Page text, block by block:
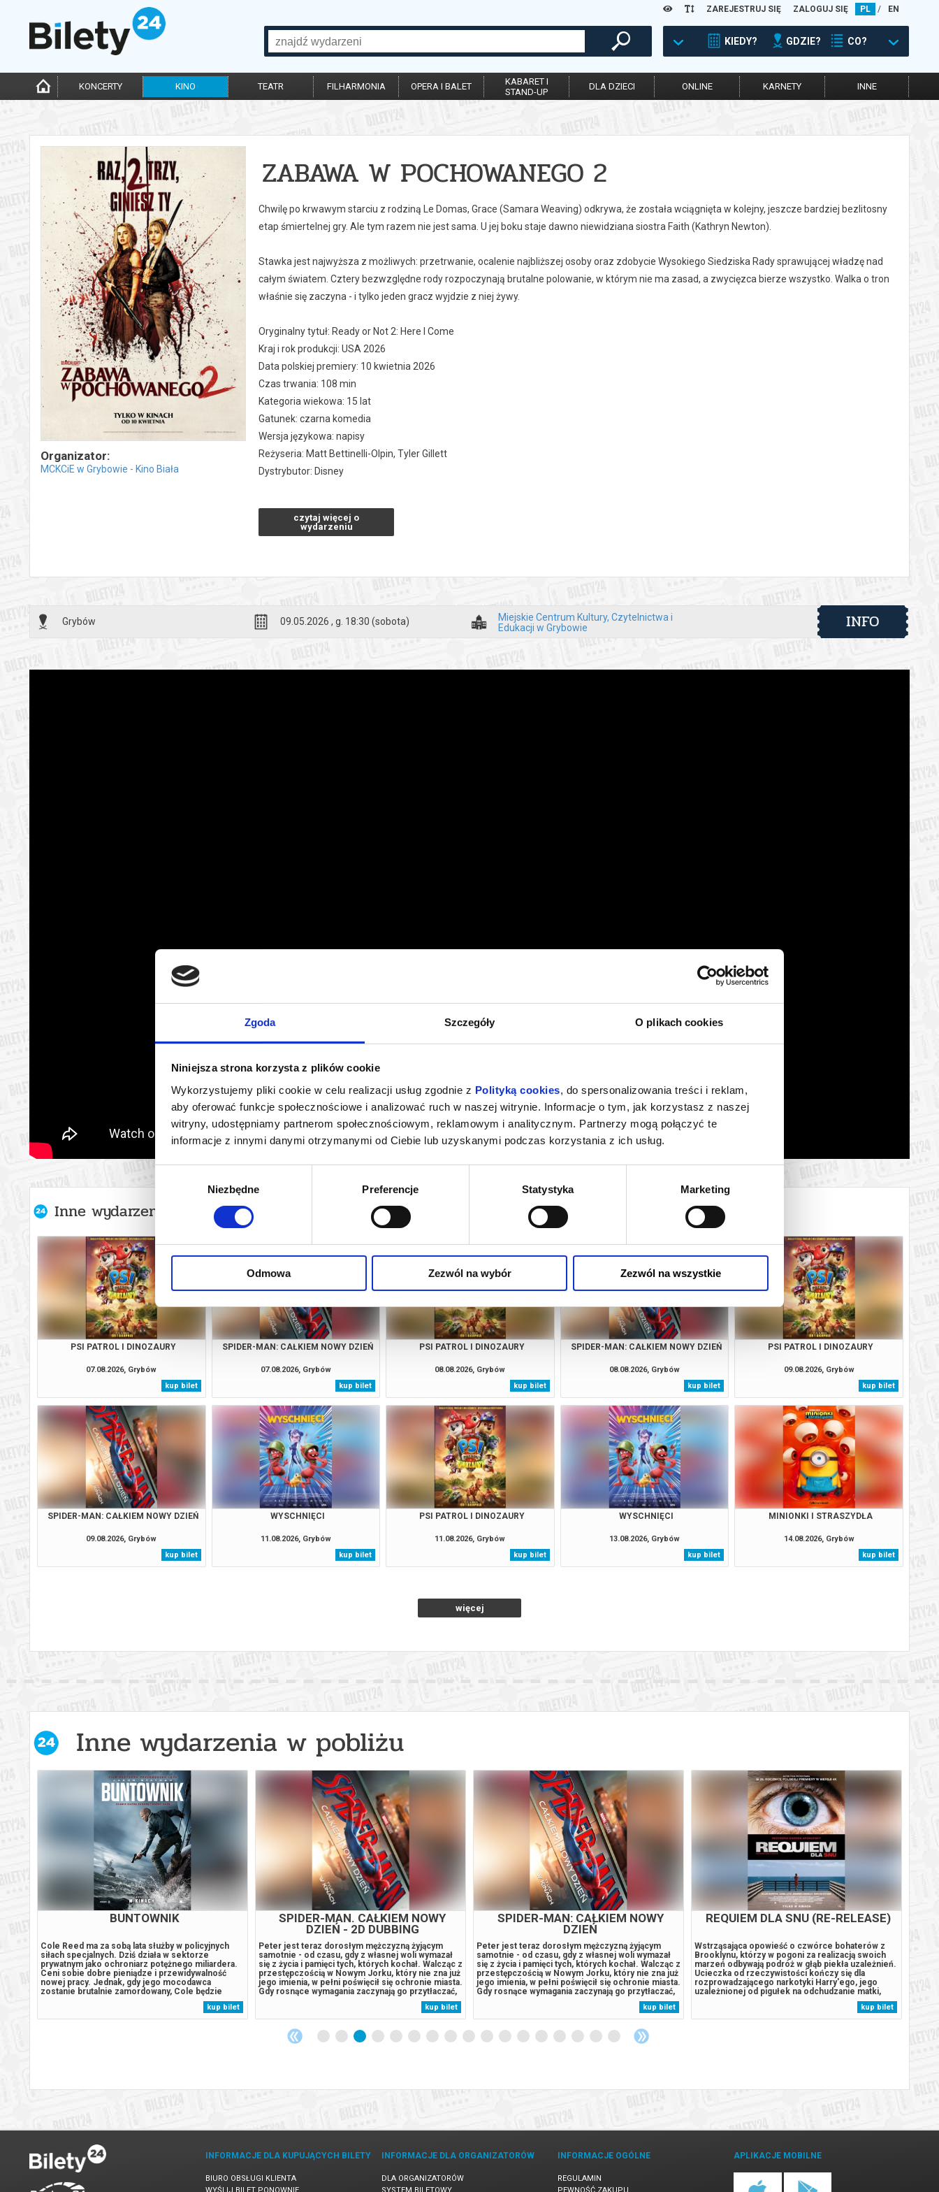
Zgoda Szczegóły O plikach cookies
Niniejsza strona korzysta z plików cookie
Wykorzystujemy pliki cookie w celu realizacji usług zgodnie z Polityką cookies, do spersonalizowania treści i reklam,
aby oferować funkcje społecznościowe i analizować ruch w naszej witrynie. Informacje o tym, jak korzystasz z naszej
witryny, udostępniamy partnerom społecznościowym, reklamowym i analitycznym. Partnerzy mogą połączyć te
informacje z innymi danymi otrzymanymi od Ciebie lub uzyskanymi podczas korzystania z ich usług.
zgody
Niezbędne Preferencje Statystyka Marketing
Odmowa Zezwól na wybór Zezwól na wszystkie
ZAREJESTRUJ SIĘ ZALOGUJ SIĘ PL / EN
KIEDY? GDZIE? CO?
KONCERTY KINO TEATR FILHARMONIA OPERA I BALET
KABARET I
STAND-UP
DLA DZIECI ONLINE KARNETY INNE
Organizator:
MCKCiE w Grybowie - Kino Biała
ZABAWA W POCHOWANEGO 2
Chwilę po krwawym starciu z rodziną Le Domas, Grace (Samara Weaving) odkrywa, że została wciągnięta w kolejny, jeszcze bardziej bezlitosny
etap śmiertelnej gry. Ale tym razem nie jest sama. U jej boku staje dawno niewidziana siostra Faith (Kathryn Newton).
Stawka jest najwyższa z możliwych: przetrwanie, ocalenie najbliższej osoby oraz zdobycie Wysokiego Siedziska Rady sprawującej władzę nad
całym światem. Cztery bezwzględne rody rozpoczynają brutalne polowanie, w którym nie ma zasad, a zwycięzca bierze wszystko. Walka o tron
właśnie się zaczyna - i tylko jeden gracz wyjdzie z niej żywy.
Oryginalny tytuł: Ready or Not 2: Here I Come
Kraj i rok produkcji: USA 2026
Data polskiej premiery: 10 kwietnia 2026
Czas trwania: 108 min
Kategoria wiekowa: 15 lat
Gatunek: czarna komedia
Wersja językowa: napisy
Reżyseria: Matt Bettinelli-Olpin, Tyler Gillett
Dystrybutor: Disney
Bezpieczne zakupy w Bilety24. W przypadku odwołania wydarzenia, gwarantujemy automatyczny zwrot środków potwierdzony komunikatem
czytaj więcej o
wydarzeniu
Grybów 09.05.2026 , g. 18:30 (sobota)
Miejskie Centrum Kultury, Czytelnictwa i
Edukacji w Grybowie
INFO
Inne wydarzenia organizatora
PSI PATROL I DINOZAURY
07.08.2026, Grybów
kup bilet
SPIDER-MAN: CAŁKIEM NOWY DZIEŃ
07.08.2026, Grybów
kup bilet
PSI PATROL I DINOZAURY
08.08.2026, Grybów
kup bilet
SPIDER-MAN: CAŁKIEM NOWY DZIEŃ
08.08.2026, Grybów
kup bilet
PSI PATROL I DINOZAURY
09.08.2026, Grybów
kup bilet
SPIDER-MAN: CAŁKIEM NOWY DZIEŃ
09.08.2026, Grybów
kup bilet
WYSCHNIĘCI
11.08.2026, Grybów
kup bilet
PSI PATROL I DINOZAURY
11.08.2026, Grybów
kup bilet
WYSCHNIĘCI
13.08.2026, Grybów
kup bilet
MINIONKI I STRASZYDŁA
14.08.2026, Grybów
kup bilet
więcej
Inne wydarzenia w pobliżu
i
BUNTOWNIK
Cole Reed ma za sobą lata służby w policyjnych
siłach specjalnych. Dziś działa w sektorze
prywatnym jako ochroniarz potężnego miliardera.
Ceni sobie dobre pieniądze i przewidywalność
nowej pracy. Jednak, gdy jego mocodawca
zostanie brutalnie zamordowany, Cole będzie
musiał znów stanąć do walki z potężnym wrogiem.
Ścigając zabójców trafi na trop międzynarodowego
spisku handlarzy ludźmi, który sięga...
kup bilet
SPIDER-MAN. CAŁKIEM NOWY
DZIEŃ - 2D DUBBING
Peter jest teraz dorosłym mężczyzną żyjącym
samotnie - od czasu, gdy z własnej woli wymazał
się z życia i pamięci tych, których kochał. Walcząc z
przestępczością w Nowym Jorku, który nie zna już
jego imienia, w pełni poświęcił się ochronie miasta.
Gdy rosnące wymagania zaczynają go przytłaczać,
presja wywołuje zaskakującą fizyczną przemianę,
która zagraża jego istnieniu, podczas gdy nowy,
niepokojący...
kup bilet
SPIDER-MAN: CAŁKIEM NOWY
DZIEŃ
Peter jest teraz dorosłym mężczyzną żyjącym
samotnie - od czasu, gdy z własnej woli wymazał
się z życia i pamięci tych, których kochał. Walcząc z
przestępczością w Nowym Jorku, który nie zna już
jego imienia, w pełni poświęcił się ochronie miasta.
Gdy rosnące wymagania zaczynają go przytłaczać,
presja wywołuje zaskakującą fizyczną przemianę,
która zagraża jego istnieniu, podczas gdy nowy,
niepokojący...
kup bilet
REQUIEM DLA SNU (RE-RELEASE)
Wstrząsająca opowieść o czwórce bohaterów z
Brooklynu, którzy w pogoni za realizacją swoich
marzeń odbywają podróż w głąb piekła uzależnień.
Ucieczka od rzeczywistości kończy się dla
rozprowadzającego narkotyki Harry'ego, jego
uzależnionej od pigułek na odchudzanie matki,
Sary, pogrążonej w nałogu dziewczyny, Marion, i
najlepszego przyjaciela, tragedią. Każdy z nich, nie
mogąc sobie poradzić z chaosem...
kup bilet
stał
INFORMACJE DLA KUPUJĄCYCH BILETY
BIURO OBSŁUGI KLIENTA
INFORMACJE DLA ORGANIZATORÓW
DLA ORGANIZATORÓW
INFORMACJE OGÓLNE
REGULAMIN
APLIKACJE MOBILNE